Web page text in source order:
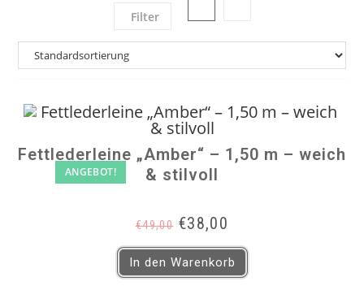
Filter
ANGEBOT!
Fettlederleine „Amber“ – 1,50 m – weich
& stilvoll
€49,00 Ursprünglicher
Preis
war:
€49,00
€38,00
ist:
€38,00.
In den Warenkorb